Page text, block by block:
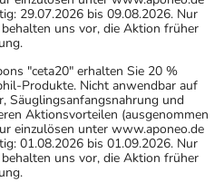
schrittweisen
werden. Lassen Sie
Arzt oder Apotheker
Maisstärke!
Natriumlaurylsulfat und
Polyethylenglykol(PEG)-
29.07.2026 bis 09.08.2026. Nur
uns vor, die Aktion früher
"ceta20" erhalten Sie 20 %
Produkte. Nicht anwendbar auf
Säuglingsanfangsnahrung und
Aktionsvorteilen (ausgenommen
einzulösen unter www.aponeo.de
01.08.2026 bis 01.09.2026. Nur
uns vor, die Aktion früher